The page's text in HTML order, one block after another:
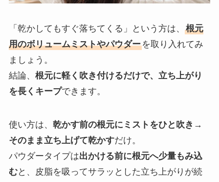
「乾かしてもすぐ落ちてくる」という方は、 根元
用のボリュームミストやパウダーを取り入れてみ
ましょう。
結論、 根元に軽く吹き付けるだけで、立ち上がり
を長くキープできます。
使い方は、 乾かす前の根元にミストをひと吹き→
そのまま立ち上げて乾かすだけ。
パウダータイプは出かける前に根元へ少量もみ込
むと、皮脂を吸ってサラッとした立ち上がりが続